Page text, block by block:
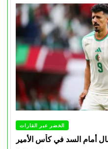
الخضر عبر القارات
أمام السد في كأس الأمير